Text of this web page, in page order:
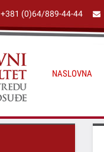
+381 (0)64/889-44-44
NASLOVNA